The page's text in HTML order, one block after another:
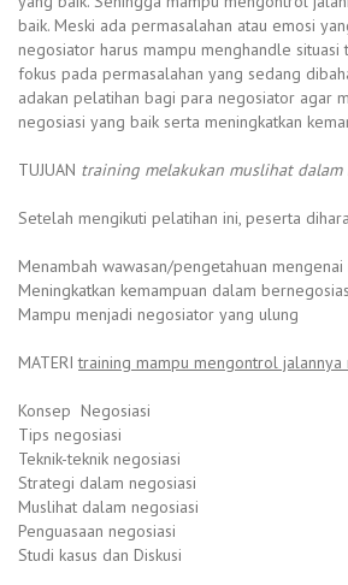
baik. Meski ada permasalahan atau emosi
negosiator harus mampu menghandle
fokus pada permasalahan yang sedang
adakan pelatihan bagi para negosiator agar
negosiasi yang baik serta meningkatkan
TUJUAN training melakukan muslihat
Setelah mengikuti pelatihan ini, peserta
Menambah wawasan/pengetahuan mengenai
Meningkatkan kemampuan dalam
Mampu menjadi negosiator yang ulung
MATERItraining mampu mengontrol jalannya
Konsep Negosiasi
Tips negosiasi
Teknik-teknik negosiasi
Strategi dalam negosiasi
Muslihat dalam negosiasi
Penguasaan negosiasi
Studi kasus dan Diskusi